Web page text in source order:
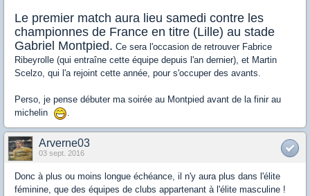
Le premier match aura lieu samedi contre les
championnes de France en titre (Lille) au stade
Gabriel Montpied. Ce sera l'occasion de retrouver Fabrice
Ribeyrolle (qui entraîne cette équipe depuis l'an dernier), et Martin
Scelzo, qui l'a rejoint cette année, pour s'occuper des avants.
Perso, je pense débuter ma soirée au Montpied avant de la finir au
michelin
.
Arverne03
03 sept. 2016
Donc à plus ou moins longue échéance, il n'y aura plus dans l'élite
féminine, que des équipes de clubs appartenant à l'élite masculine !